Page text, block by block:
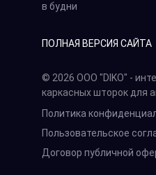
в будни
ПОЛНАЯ ВЕРСИЯ САЙТА
© 2026 ООО "DIKO" -
каркасных шторок для
Политика
Пользовательское
Договор публичной